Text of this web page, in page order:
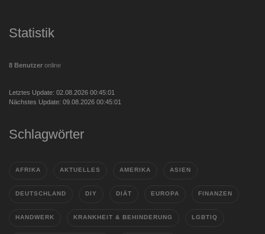
Statistik
8 Benutzer online
Letztes Update: 02.08.2026 00:45:01
Nächstes Update: 09.08.2026 00:45:01
Schlagwörter
AFRIKA AKTUELLES AMERIKA ASIEN
DEUTSCHLAND DIY DIÄT EUROPA FINANZEN
HANDWERK KRANKHEIT & BEHINDERUNG LGBTIQ